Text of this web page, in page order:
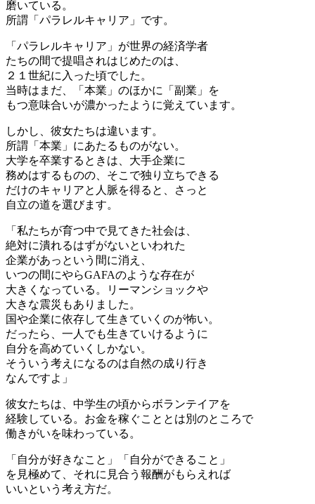
磨いている。
所謂「パラレルキャリア」です。
「パラレルキャリア」が世界の経済学者
たちの間で提唱されはじめたのは、
２１世紀に入った頃でした。
当時はまだ、「本業」のほかに「副業」を
もつ意味合いが濃かったように覚えています。
しかし、彼女たちは違います。
所謂「本業」にあたるものがない。
大学を卒業するときは、大手企業に
務めはするものの、そこで独り立ちできる
だけのキャリアと人脈を得ると、さっと
自立の道を選びます。
「私たちが育つ中で見てきた社会は、
絶対に潰れるはずがないといわれた
企業があっという間に消え、
いつの間にやらGAFAのような存在が
大きくなっている。リーマンショックや
大きな震災もありました。
国や企業に依存して生きていくのが怖い。
だったら、一人でも生きていけるように
自分を高めていくしかない。
そういう考えになるのは自然の成り行き
なんですよ」
彼女たちは、中学生の頃からボランテイアを
経験している。お金を稼ぐこととは別のところで
働きがいを味わっている。
「自分が好きなこと」「自分ができること」
を見極めて、それに見合う報酬がもらえれば
いいという考え方だ。